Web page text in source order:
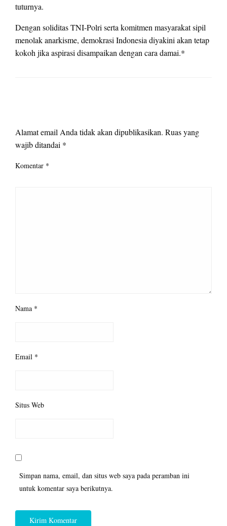
tuturnya.
Dengan soliditas TNI-Polri serta komitmen masyarakat sipil
menolak anarkisme, demokrasi Indonesia diyakini akan tetap
kokoh jika aspirasi disampaikan dengan cara damai.*
Alamat email Anda tidak akan dipublikasikan. Ruas yang
wajib ditandai *
Komentar *
Nama *
Email *
Situs Web
Simpan nama, email, dan situs web saya pada peramban ini
untuk komentar saya berikutnya.